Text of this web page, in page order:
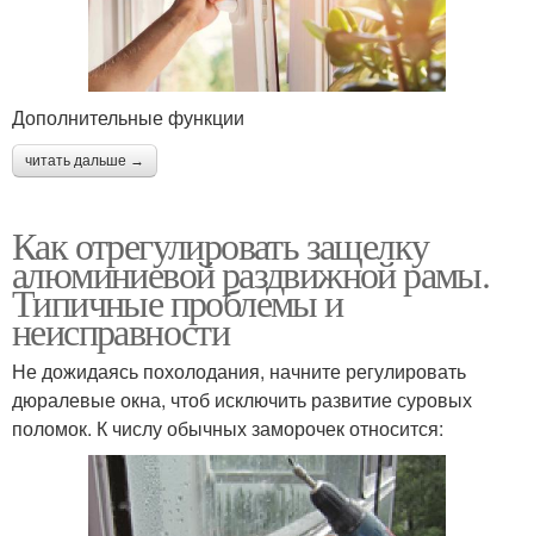
Дополнительные функции
читать дальше →
Как отрегулировать защелку
алюминиевой раздвижной рамы.
Типичные проблемы и
неисправности
Не дожидаясь похолодания, начните регулировать
дюралевые окна, чтоб исключить развитие суровых
поломок. К числу обычных заморочек относится: